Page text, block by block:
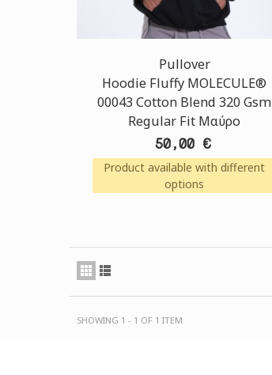
Pullover
Hoodie Fluffy MOLECULE®
00043 Cotton Blend 320 Gsm
Regular Fit Μαύρο
50,00 €
Product available with different
options
SHOWING 1 - 1 OF 1 ITEM